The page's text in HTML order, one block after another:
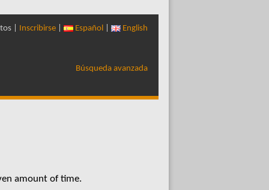
| Inscribirse Español English
Búsqueda avanzada
amount of time.